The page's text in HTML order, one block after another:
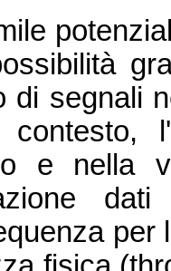
di segnali
contesto,
e nella
per